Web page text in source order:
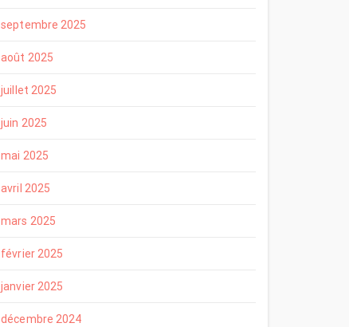
septembre 2025
août 2025
juillet 2025
juin 2025
mai 2025
avril 2025
mars 2025
février 2025
janvier 2025
décembre 2024